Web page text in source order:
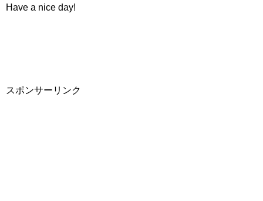
Have a nice day!
スポンサーリンク